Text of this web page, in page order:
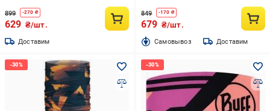
899 -270 ₴
629 ₴/шт.
Доставим
849 -170 ₴
679 ₴/шт.
Cамовывоз Доставим